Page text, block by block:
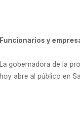
Funcionarios y
La gobernadora de la
hoy abre al público en